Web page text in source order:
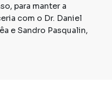
para manter a
com o Dr. Daniel
e Sandro Pasqualin,